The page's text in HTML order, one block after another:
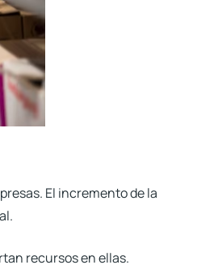
. El incremento de la
recursos en ellas.